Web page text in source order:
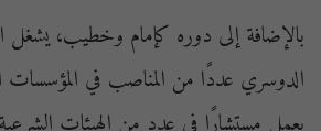
بالإضافة إلى دوره كإمام وخطيب، يشغل
الدوسري عددًا من المناصب في المؤسسات